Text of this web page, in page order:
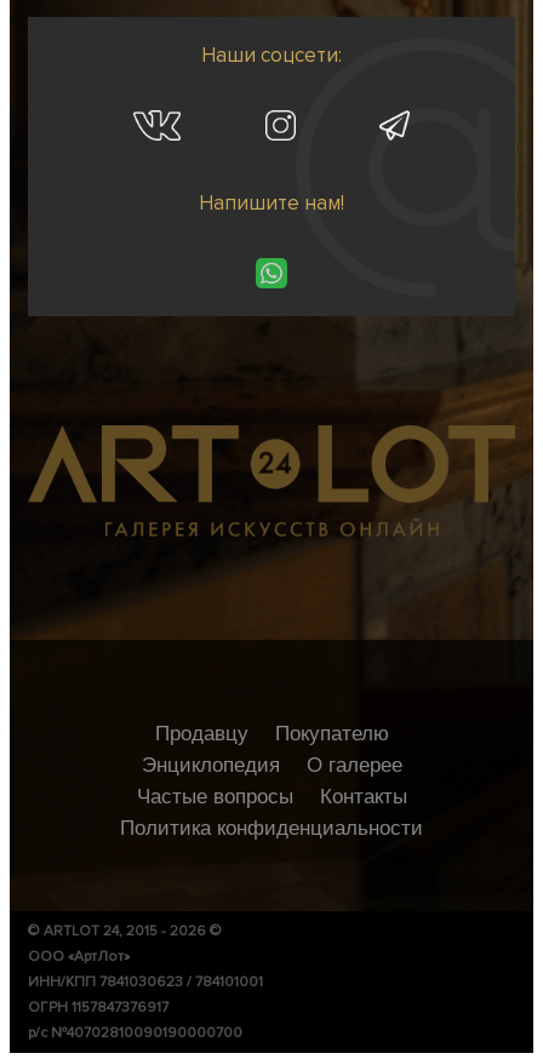
Наши соцсети:
Напишите нам!
Продавцу
Покупателю
Энциклопедия
О галерее
Частые вопросы
Контакты
Политика конфиденциальности
© ARTLOT 24, 2015 - 2026 ©
ООО «АртЛот»
ИНН/КПП 7841030623 / 784101001
ОГРН 1157847376917
р/с №40702810090190000700